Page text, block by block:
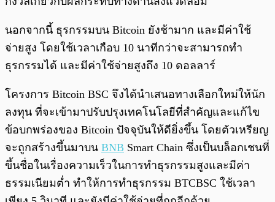
นอกจากนี้ ธุรกรรมบน Bitcoin ยังช้ามาก และมีค่าใช้
จ่ายสูง โดยใช้เวลาเกือบ 10 นาทีกว่าจะสามารถทำ
ธุรกรรมได้ และมีค่าใช้จ่ายสูงถึง 10 ดอลลาร์
โครงการ Bitcoin BSC จึงได้นำเสนอทางเลือกใหม่ให้นัก
ลงทุน ที่จะเข้ามาปรับปรุงเทคโนโลยีที่สำคัญและแก้ไข
ข้อบกพร่องของ Bitcoin ปัจจุบันให้ดียิ่งขึ้น โดยตัวเหรียญ
จะถูกสร้างขึ้นมาบน BNB Smart Chain ซึ่งเป็นบล็อกเชนที่
ขึ้นชื่อในเรื่องความเร็วในการทำธุรกรรมสูงและมีค่า
ธรรมเนียมต่ำ ทำให้การทำธุรกรรม BTCBSC ใช้เวลา